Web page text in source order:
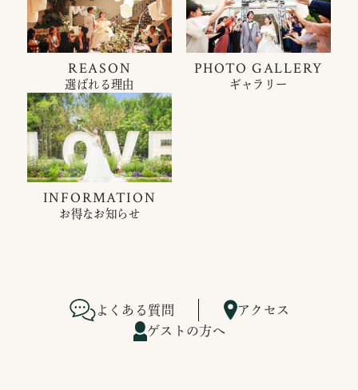
REASON
選ばれる理由
PHOTO GALLERY
ギャラリー
INFORMATION
お得なお知らせ
よくある質問
アクセス
ゲストの方へ